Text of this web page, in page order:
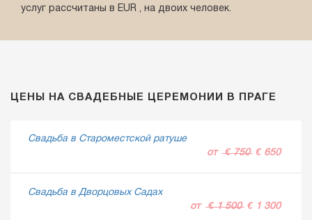
услуг рассчитаны в EUR , на двоих человек.
ЦЕНЫ НА СВАДЕБНЫЕ ЦЕРЕМОНИИ В ПРАГЕ
Свадьба в Староместской ратуше
от € 750 € 650
Свадьба в Дворцовых Садах
от € 1 500 € 1 300